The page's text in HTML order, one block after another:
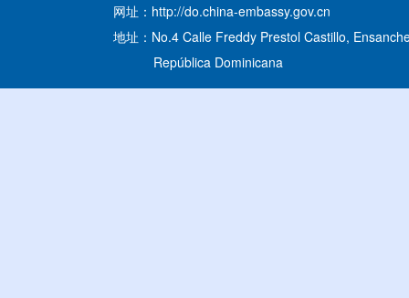
网址：http://do.china-embassy.gov.cn
地址：No.4 Calle Freddy Prestol Castillo,
República Dominicana